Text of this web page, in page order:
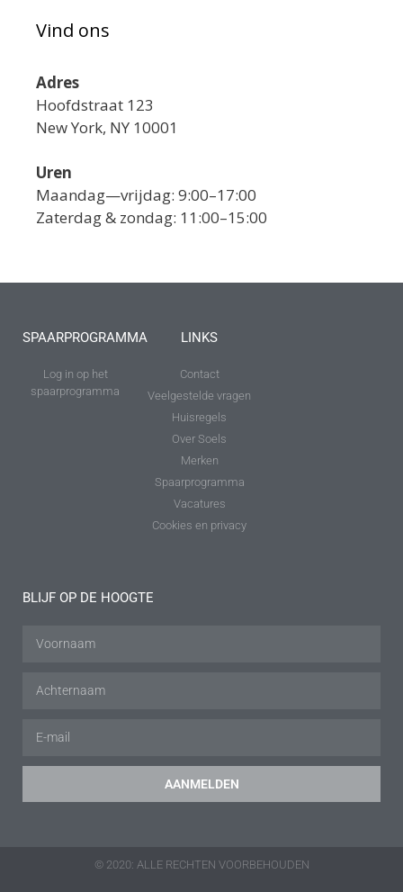
Vind ons
Adres
Hoofdstraat 123
New York, NY 10001
Uren
Maandag—vrijdag: 9:00–17:00
Zaterdag & zondag: 11:00–15:00
SPAARPROGRAMMA
Log in op het
spaarprogramma
LINKS
Contact
Veelgestelde vragen
Huisregels
Over Soels
Merken
Spaarprogramma
Vacatures
Cookies en privacy
BLIJF OP DE HOOGTE
AANMELDEN
© 2020: ALLE RECHTEN VOORBEHOUDEN